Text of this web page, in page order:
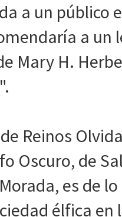
a un público
a un
Mary H.
Reinos
Oscuro, de
es de
élfica